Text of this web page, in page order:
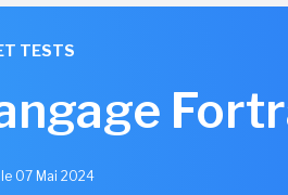
TESTS
07 Mai 2024